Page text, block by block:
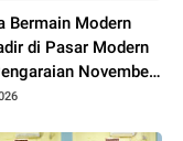
Bermain Modern
di Pasar Modern
November